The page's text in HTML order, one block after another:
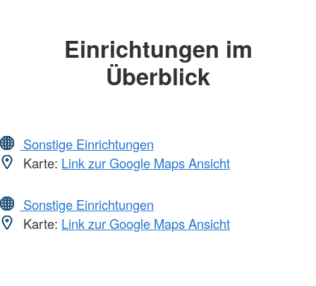
Einrichtungen im
Überblick
Sonstige Einrichtungen
Karte: Link zur Google Maps Ansicht
Sonstige Einrichtungen
Karte: Link zur Google Maps Ansicht